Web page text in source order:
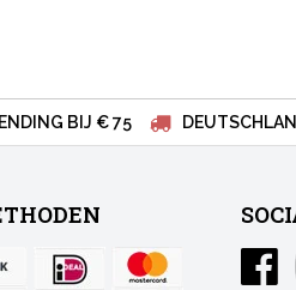
BIJ € 75